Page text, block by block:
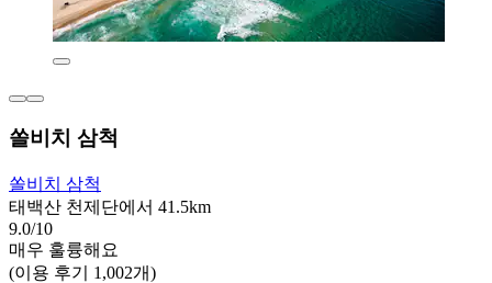
쏠비치 삼척
쏠비치 삼척
태백산 천제단에서 41.5km
9.0/10
매우 훌륭해요
(이용 후기 1,002개)